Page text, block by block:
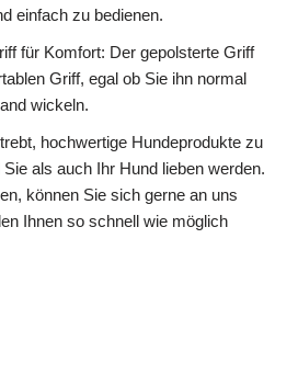
einfach zu bedienen.
für Komfort: Der gepolsterte Griff
Griff, egal ob Sie ihn normal
wickeln.
hochwertige Hundeprodukte zu
als auch Ihr Hund lieben werden.
können Sie sich gerne an uns
Ihnen so schnell wie möglich